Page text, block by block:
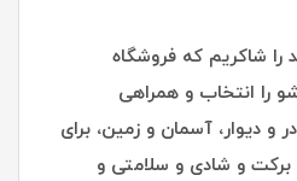
را شاکریم که فروشگاه
را انتخاب و همراهی
و دیوار، آسمان و زمین، برای
برکت و شادی و سلامتی و